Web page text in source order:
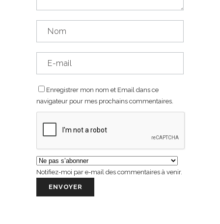
Enregistrer mon nom et Email dans ce
navigateur pour mes prochains commentaires.
Notifiez-moi par e-mail des commentaires à venir.